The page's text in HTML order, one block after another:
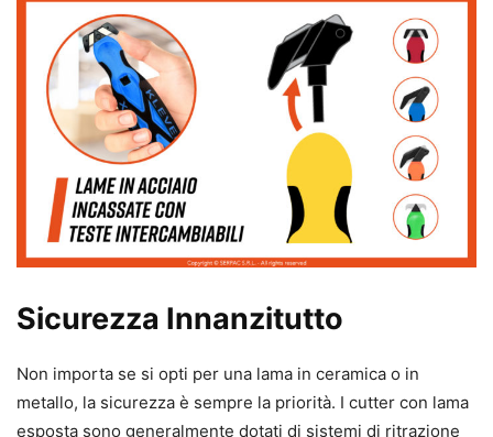
Sicurezza Innanzitutto
Non importa se si opti per una lama in ceramica o in
metallo, la sicurezza è sempre la priorità. I cutter con lama
esposta sono generalmente dotati di sistemi di ritrazione